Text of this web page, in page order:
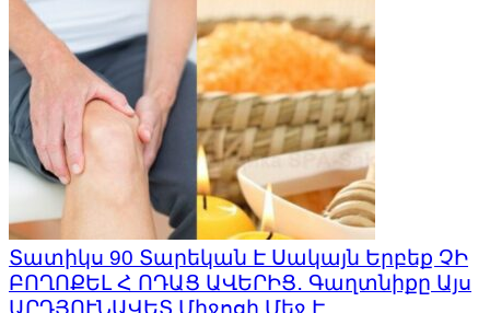
Տատիկս 90 Տարեկան Է Սակայն Երբեք ՉԻ
ԲՈՂՈՔԵԼ Հ ՈԴԱՑ ԱՎԵՐԻՑ․ Գաղտնիքը Այս
ԱՐԴՅՈՒՆԱՎԵՏ Միջոցի Մեջ Է